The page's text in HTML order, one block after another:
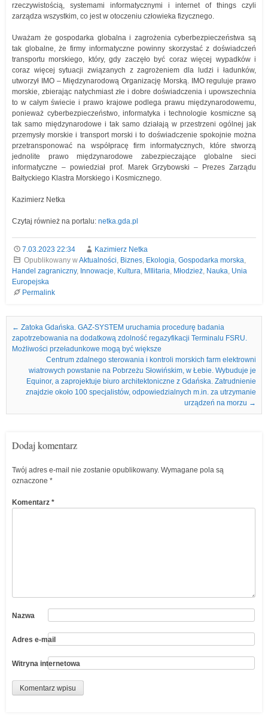
rzeczywistością, systemami informatycznymi i internet of things czyli
zarządza wszystkim, co jest w otoczeniu człowieka fizycznego.
Uważam że gospodarka globalna i zagrożenia cyberbezpieczeństwa są
tak globalne, że firmy informatyczne powinny skorzystać z doświadczeń
transportu morskiego, który, gdy zaczęło być coraz więcej wypadków i
coraz więcej sytuacji związanych z zagrożeniem dla ludzi i ładunków,
utworzył IMO – Międzynarodową Organizację Morską. IMO reguluje prawo
morskie, zbierając natychmiast złe i dobre doświadczenia i upowszechnia
to w całym świecie i prawo krajowe podlega prawu międzynarodowemu,
ponieważ cyberbezpieczeństwo, informatyka i technologie kosmiczne są
tak samo międzynarodowe i tak samo działają w przestrzeni ogólnej jak
przemysły morskie i transport morski i to doświadczenie spokojnie można
przetransponować na współpracę firm informatycznych, które stworzą
jednolite prawo międzynarodowe zabezpieczające globalne sieci
informatyczne – powiedział prof. Marek Grzybowski – Prezes Zarządu
Bałtyckiego Klastra Morskiego i Kosmicznego.
Kazimierz Netka
Czytaj również na portalu: netka.gda.pl
7.03.2023 22:34
Kazimierz Netka
Opublikowany wAktualności, Biznes, Ekologia, Gospodarka morska,
Handel zagraniczny, Innowacje, Kultura, MIlitaria, Młodzież, Nauka, Unia
Europejska
Permalink
Nawigacja we wpisach
← Zatoka Gdańska. GAZ-SYSTEM uruchamia procedurę badania
zapotrzebowania na dodatkową zdolność regazyfikacji Terminalu FSRU.
Możliwości przeładunkowe mogą być większe
Centrum zdalnego sterowania i kontroli morskich farm elektrowni
wiatrowych powstanie na Pobrzeżu Słowińskim, w Łebie. Wybuduje je
Equinor, a zaprojektuje biuro architektoniczne z Gdańska. Zatrudnienie
znajdzie około 100 specjalistów, odpowiedzialnych m.in. za utrzymanie
urządzeń na morzu →
Dodaj komentarz
Twój adres e-mail nie zostanie opublikowany. Wymagane pola są
oznaczone *
Komentarz *
Nazwa
Adres e-mail
Witryna internetowa